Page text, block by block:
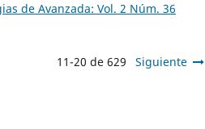
de Avanzada: Vol. 2 Núm. 36
11-20 de 629 Siguiente